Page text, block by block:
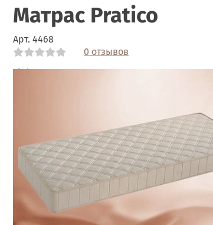
Матрас Pratico
Арт. 4468
0 отзывов
Link